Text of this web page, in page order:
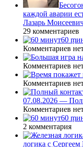
каждой аварии
Лазарь
29 комментариев
60
Комментариев
Комментариев
Комментариев
07.08.2026 —
Комментариев
60
2 комментария
логика с